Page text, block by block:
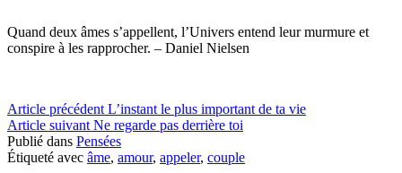
Quand deux âmes s’appellent, l’Univers entend leur murmure et
conspire à les rapprocher. – Daniel Nielsen
Lire
la
suite
Article précédent L’instant le plus important de ta vie
Article suivant Ne regarde pas derrière toi
Publié dans Pensées
Étiqueté avec âme, amour, appeler, couple